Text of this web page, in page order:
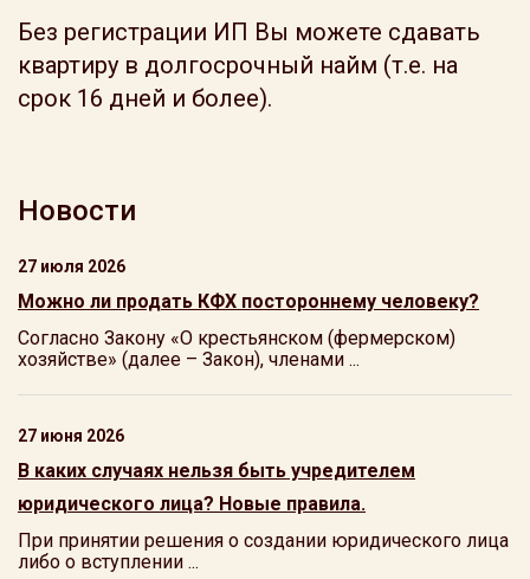
Без регистрации ИП Вы можете сдавать
квартиру в долгосрочный найм (т.е. на
срок 16 дней и более).
Новости
27 июля 2026
Можно ли продать КФХ постороннему человеку?
Согласно Закону «О крестьянском (фермерском)
хозяйстве» (далее – Закон), членами ...
27 июня 2026
В каких случаях нельзя быть учредителем
юридического лица? Новые правила.
При принятии решения о создании юридического лица
либо о вступлении ...